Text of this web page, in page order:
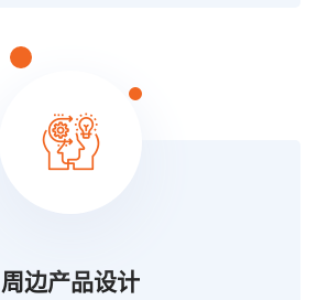
周边产品设计